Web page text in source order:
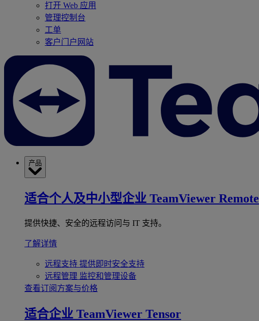
打开 Web 应用
管理控制台
工单
客户门户网站
产品
适合个人及中小型企业 TeamViewer Remote
提供快捷、安全的远程访问与 IT 支持。
了解详情
远程支持 提供即时安全支持
远程管理 监控和管理设备
查看订阅方案与价格
适合企业 TeamViewer Tensor